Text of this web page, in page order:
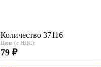
Количество 37116
Цена (с НДС):
79 ₽